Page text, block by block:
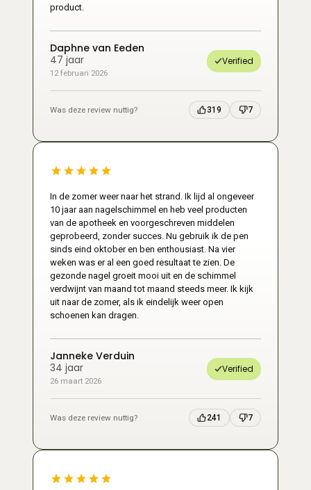
product.
Daphne van Eeden
47 jaar
12 februari 2026
Verified
Was deze review nuttig? 319 7
In de zomer weer naar het strand. Ik lijd al ongeveer
10 jaar aan nagelschimmel en heb veel producten
van de apotheek en voorgeschreven middelen
geprobeerd, zonder succes. Nu gebruik ik de pen
sinds eind oktober en ben enthousiast. Na vier
weken was er al een goed resultaat te zien. De
gezonde nagel groeit mooi uit en de schimmel
verdwijnt van maand tot maand steeds meer. Ik kijk
uit naar de zomer, als ik eindelijk weer open
schoenen kan dragen.
Janneke Verduin
34 jaar
26 maart 2026
Verified
Was deze review nuttig? 241 7